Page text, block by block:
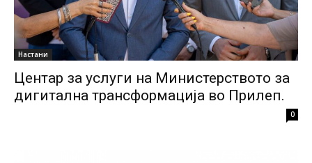
Настани
Центар за услуги на Министерството за
дигитална трансформација во Прилеп.
0